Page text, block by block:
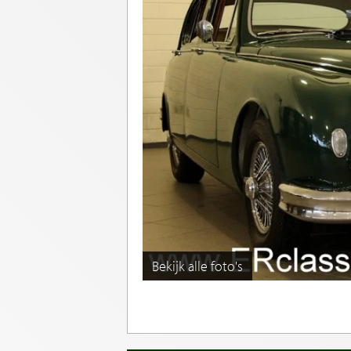
Bekijk alle foto's